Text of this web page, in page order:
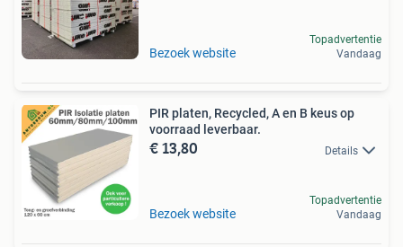
Bezoek website
Topadvertentie
Vandaag
PIR platen, Recycled, A en B keus op
voorraad leverbaar.
€ 13,80 Details
Bezoek website
Topadvertentie
Vandaag